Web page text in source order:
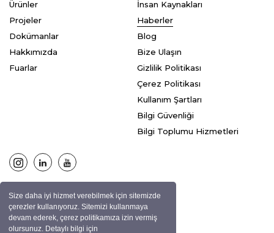
Size daha iyi hizmet verebilmek için sitemizde
çerezler kullanıyoruz. Sitemizi kullanmaya
devam ederek, çerez politikamıza izin vermiş
olursunuz. Detaylı bilgi için
Ürünler
Projeler
Dokümanlar
Hakkımızda
Fuarlar
İnsan Kaynakları
Haberler
Blog
Bize Ulaşın
Gizlilik Politikası
Çerez Politikası
Kullanım Şartları
Bilgi Güvenliği
Bilgi Toplumu Hizmetleri
© ASPEN Tüm hakları saklıdır.